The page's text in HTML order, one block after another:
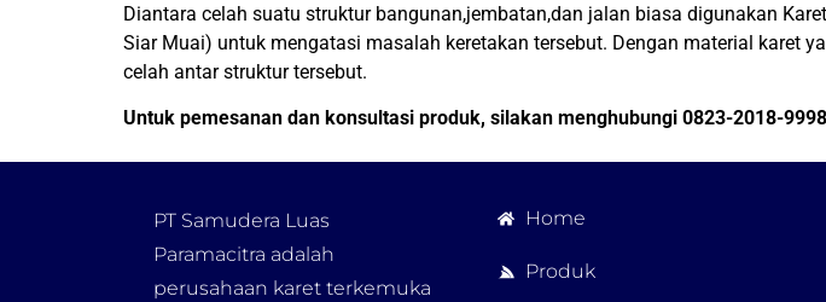
Diantara celah suatu struktur bangunan,jembatan,dan jalan biasa digunakan
Siar Muai) untuk mengatasi masalah keretakan tersebut. Dengan material karet
celah antar struktur tersebut.
Untuk pemesanan dan konsultasi produk, silakan menghubungi 0823-2018-9998
PT Samudera Luas
Paramacitra adalah
perusahaan karet terkemuka
Home
Produk